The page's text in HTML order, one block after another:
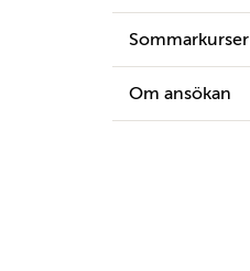
Sommarkurser
Om ansökan